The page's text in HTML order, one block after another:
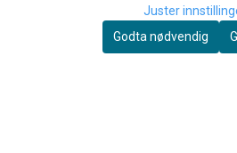
Juster
Godta nødvendig